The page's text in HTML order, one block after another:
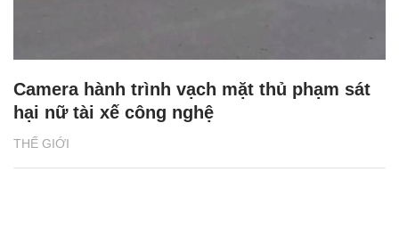
THẾ GIỚI
Camera hành trình vạch mặt thủ phạm sát
hại nữ tài xế công nghệ